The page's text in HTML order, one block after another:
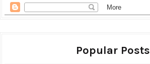
Popular Posts